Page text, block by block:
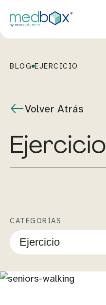
BLOG EJERCICIO
Volver Atrás
Ejercicio
CATEGORÍAS
Ejercicio